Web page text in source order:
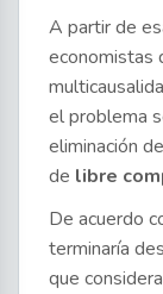
A partir de
economistas
el problema
eliminación
de libre
De acuerdo
terminaría
que